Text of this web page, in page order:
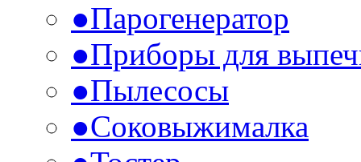
●Парогенератор
●Приборы для
●Пылесосы
●Соковыжималка